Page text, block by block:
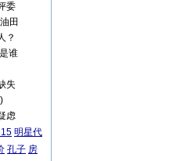
委
田
？
谁
失
虑
明星代
孔子 房